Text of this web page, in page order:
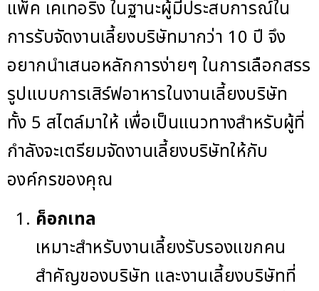
แพ็ค เคเทอริ่ง ในฐานะผู้มีประสบการณ์ใน
การรับจัดงานเลี้ยงบริษัทมากว่า 10 ปี จึง
อยากนำเสนอหลักการง่ายๆ ในการเลือกสรร
รูปแบบการเสิร์ฟอาหารในงานเลี้ยงบริษัท
ทั้ง 5 สไตล์มาให้ เพื่อเป็นแนวทางสำหรับผู้ที่
กำลังจะเตรียมจัดงานเลี้ยงบริษัทให้กับ
องค์กรของคุณ
ค็อกเทล
เหมาะสำหรับงานเลี้ยงรับรองแขกคน
สำคัญของบริษัท และงานเลี้ยงบริษัทที่